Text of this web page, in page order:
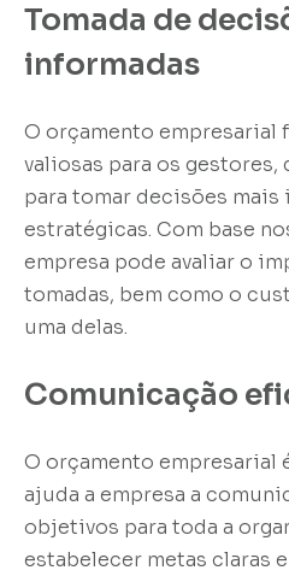
Tomada de
informadas
O orçamento empresarial
valiosas para os gestores,
para tomar decisões mais
estratégicas. Com base
empresa pode avaliar o
tomadas, bem como o
uma delas.
Comunicação
O orçamento empresarial
ajuda a empresa a
objetivos para toda a
estabelecer metas claras